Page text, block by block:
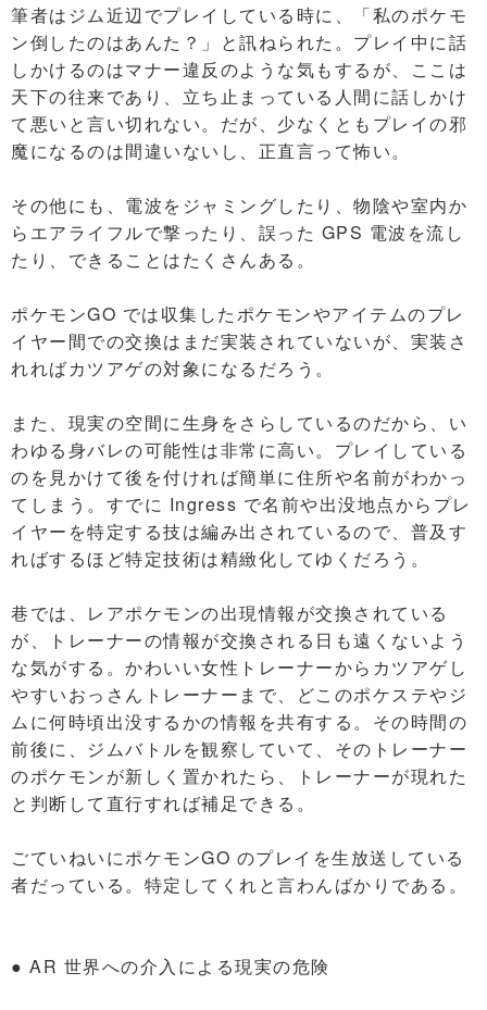
筆者はジム近辺でプレイしている時に、「私のポケモ
ン倒したのはあんた？」と訊ねられた。プレイ中に話
しかけるのはマナー違反のような気もするが、ここは
天下の往来であり、立ち止まっている人間に話しかけ
て悪いと言い切れない。だが、少なくともプレイの邪
魔になるのは間違いないし、正直言って怖い。
その他にも、電波をジャミングしたり、物陰や室内か
らエアライフルで撃ったり、誤った GPS 電波を流し
たり、できることはたくさんある。
ポケモンGO では収集したポケモンやアイテムのプレ
イヤー間での交換はまだ実装されていないが、実装さ
れればカツアゲの対象になるだろう。
また、現実の空間に生身をさらしているのだから、い
わゆる身バレの可能性は非常に高い。プレイしている
のを見かけて後を付ければ簡単に住所や名前がわかっ
てしまう。すでに Ingress で名前や出没地点からプレ
イヤーを特定する技は編み出されているので、普及す
ればするほど特定技術は精緻化してゆくだろう。
巷では、レアポケモンの出現情報が交換されている
が、トレーナーの情報が交換される日も遠くないよう
な気がする。かわいい女性トレーナーからカツアゲし
やすいおっさんトレーナーまで、どこのポケステやジ
ムに何時頃出没するかの情報を共有する。その時間の
前後に、ジムバトルを観察していて、そのトレーナー
のポケモンが新しく置かれたら、トレーナーが現れた
と判断して直行すれば補足できる。
ごていねいにポケモンGO のプレイを生放送している
者だっている。特定してくれと言わんばかりである。
● AR 世界への介入による現実の危険